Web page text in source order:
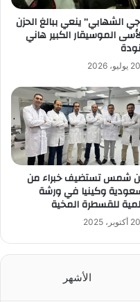
الشهابي” ينعي ببالغ الحزن
الموسيقار الكبير هاني
20 يوليو، 2026
شمس تستضيف خبراء من
وكينيا في ورشة
للقسطرة المخية
20 أكتوبر، 2025
الأشهر